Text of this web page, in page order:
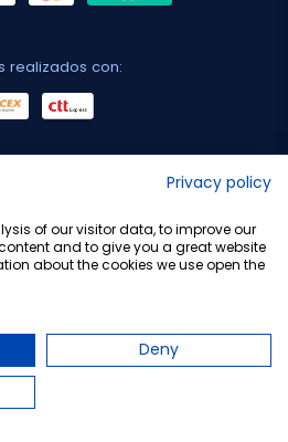
realizados con:
Privacy policy
of our visitor data, to improve our
and to give you a great website
about the cookies we use open the
Deny